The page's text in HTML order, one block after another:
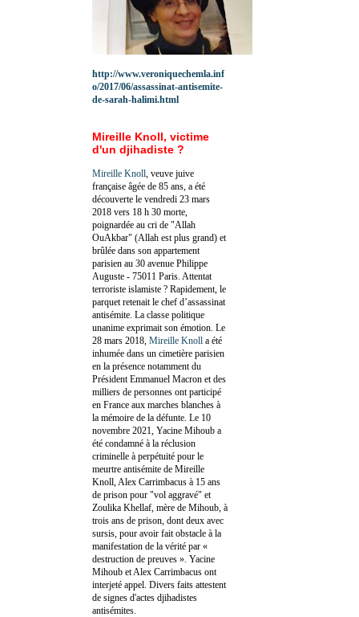
http://www.veroniquechemla.inf
o/2017/06/assassinat-antisemite-
de-sarah-halimi.html
Mireille Knoll, victime
d'un djihadiste ?
Mireille Knoll , veuve juive
française âgée de 85 ans, a été
découverte le vendredi 23 mars
2018 vers 18 h 30 morte,
poignardée au cri de "Allah
OuAkbar" (Allah est plus grand) et
brûlée dans son appartement
parisien au 30 avenue Philippe
Auguste - 75011 Paris. Attentat
terroriste islamiste ? Rapidement, le
parquet retenait le chef d’assassinat
antisémite. La classe politique
unanime exprimait son émotion. Le
28 mars 2018, Mireille Knoll a été
inhumée dans un cimetière parisien
en la présence notamment du
Président Emmanuel Macron et des
milliers de personnes ont participé
en France aux marches blanches à
la mémoire de la défunte. Le 10
novembre 2021, Yacine Mihoub a
été condamné à la réclusion
criminelle à perpétuité pour le
meurtre antisémite de Mireille
Knoll, Alex Carrimbacus à 15 ans
de prison pour "vol aggravé" et
Zoulika Khellaf, mère de Mihoub, à
trois ans de prison, dont deux avec
sursis, pour avoir fait obstacle à la
manifestation de la vérité par «
destruction de preuves ». Yacine
Mihoub et Alex Carrimbacus ont
interjeté appel. Divers faits attestent
de signes d'actes djihadistes
antisémites.